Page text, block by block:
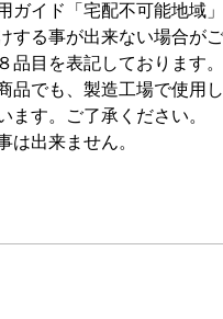
イド「宅配不可能地域
る事が出来ない場合がご
目を表記しております
でも、製造工場で使用
す。ご了承ください。
出来ません。